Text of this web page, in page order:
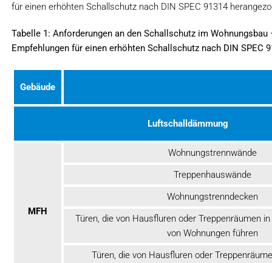
für einen erhöhten Schallschutz nach DIN SPEC 91314
Tabelle 1: Anforderungen an den Schallschutz im
Empfehlungen für einen erhöhten Schallschutz nach DIN SPEC
Gebäude
Luftschalldämmung
MFH
Wohnungstrennwände
Treppenhauswände
Wohnungstrenndecken
Türen, die von Hausfluren oder Treppenräumen
von Wohnungen führen
Türen, die von Hausfluren oder